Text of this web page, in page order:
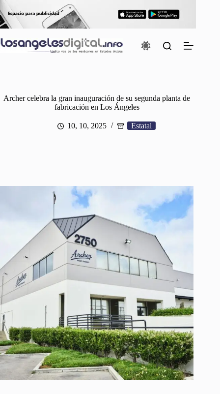
al
contenido
Archer celebra la gran inauguración de su segunda planta de
fabricación en Los Ángeles
10, 10, 2025 Estatal